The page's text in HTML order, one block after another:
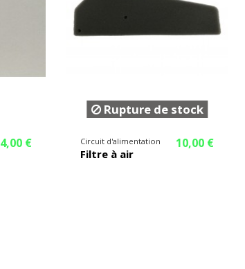
4,00 €
Rupture de stock
Circuit d'alimentation
Filtre à air
10,00 €